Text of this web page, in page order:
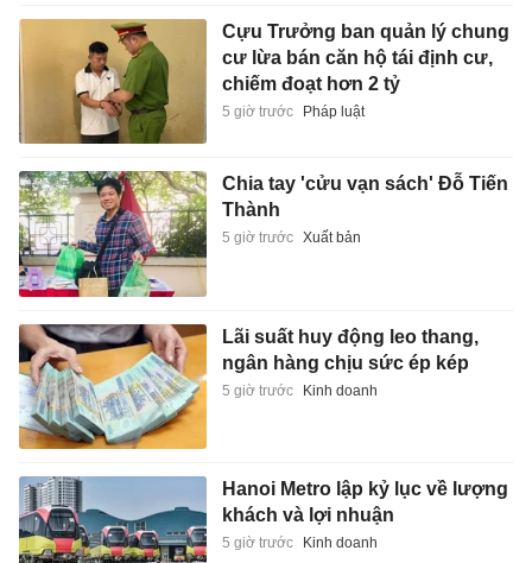
Cựu Trưởng ban quản lý chung
cư lừa bán căn hộ tái định cư,
chiếm đoạt hơn 2 tỷ
5 giờ trước Pháp luật
Chia tay 'cửu vạn sách' Đỗ Tiến
Thành
5 giờ trước Xuất bản
Lãi suất huy động leo thang,
ngân hàng chịu sức ép kép
5 giờ trước Kinh doanh
Hanoi Metro lập kỷ lục về lượng
khách và lợi nhuận
5 giờ trước Kinh doanh